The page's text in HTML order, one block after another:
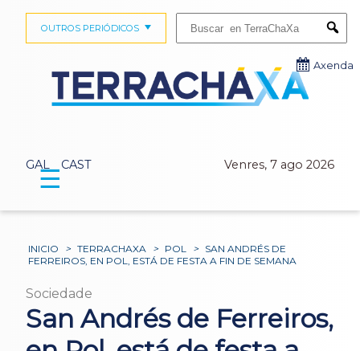
GAL CAST Venres, 7 ago 2026
OUTROS PERIÓDICOS
Axenda
☰
INICIO > TERRACHAXA > POL > SAN ANDRÉS DE
FERREIROS, EN POL, ESTÁ DE FESTA A FIN DE SEMANA
Sociedade
San Andrés de Ferreiros,